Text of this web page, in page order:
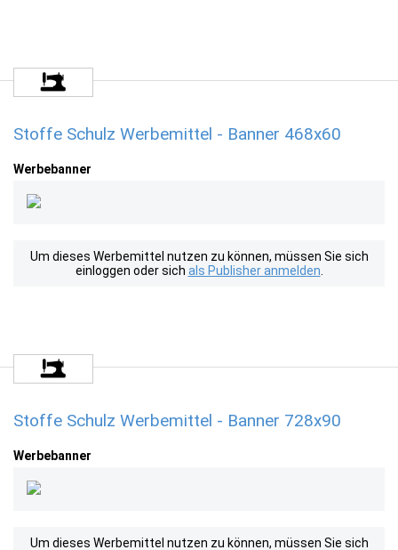
Stoffe Schulz Werbemittel - Banner 468x60
Werbebanner
Um dieses Werbemittel nutzen zu können, müssen Sie sich
einloggen oder sich als Publisher anmelden
Stoffe Schulz Werbemittel - Banner 728x90
Werbebanner
Um dieses Werbemittel nutzen zu können, müssen Sie sich